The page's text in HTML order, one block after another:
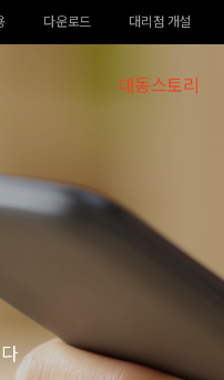
다운로드 대리점 개설
대동스토리